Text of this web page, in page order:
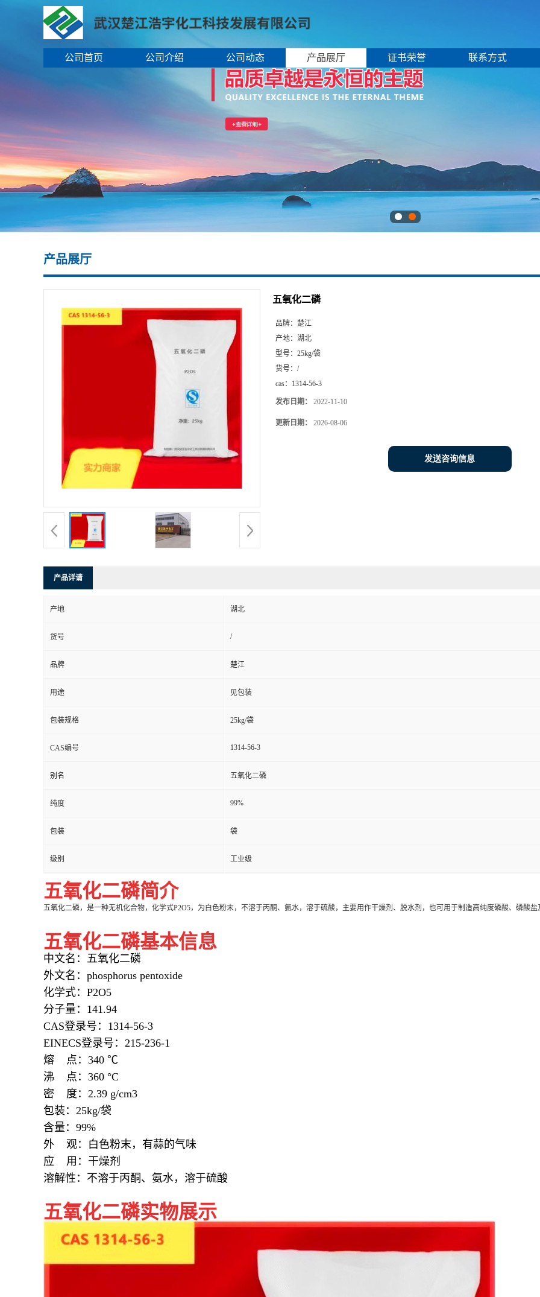
公司首页 公司介绍 公司动态 产品展厅 证书荣誉 联系方式
产品展厅
五氧化二磷
品牌： 楚江
产地： 湖北
型号： 25kg/袋
货号： /
cas： 1314-56-3
发布日期： 2022-11-10
更新日期： 2026-08-06
发送咨询信息
产品详请
产地 湖北
货号 /
品牌 楚江
用途 见包装
包装规格 25kg/袋
CAS编号 1314-56-3
别名 五氧化二磷
纯度 99%
包装 袋
级别 工业级
五氧化二磷简介
五氧化二磷，是一种无机化合物，化学式P2O5，为白色粉末，不溶于丙酮、氨水，溶于硫酸，主要用作干燥剂、脱水剂，也可用于制造高纯度磷酸、磷酸盐
五氧化二磷基本信息
中文名：五氧化二磷
外文名：phosphorus pentoxide
化学式：P2O5
分子量：141.94
CAS登录号：1314-56-3
EINECS登录号：215-236-1
熔 点：340 ℃
沸 点：360 °C
密 度：2.39 g/cm3
包装：25kg/袋
含量：99%
外 观：白色粉末，有蒜的气味
应 用：干燥剂
溶解性：不溶于丙酮、氨水，溶于硫酸
五氧化二磷实物展示